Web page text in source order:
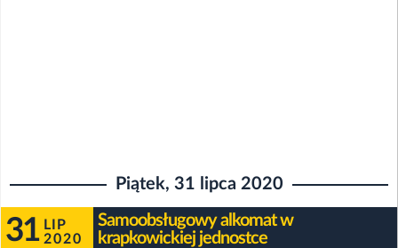
Piątek, 31 lipca 2020
31 LIP
2020
Samoobsługowy alkomat w
krapkowickiej jednostce